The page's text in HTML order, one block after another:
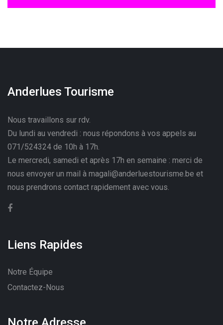
Anderlues Tourisme
Nous travaillons sur rdv.
Du lundi au vendredi : nous répondons à vos appels au
071/524324 de 10h à 17h.
Le mercredi, samedi et après 17h en semaine : merci de
nous envoyer un mail à magali@anderluestourisme.be et
nous prendrons contact rapidement avec vous.
Liens Rapides
Notre Équipe
Contactez-Nous